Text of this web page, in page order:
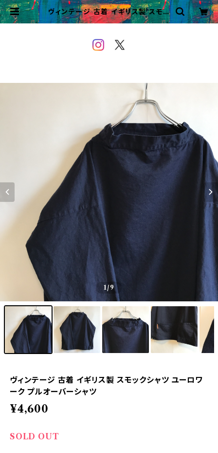
ヴィンテージ 古着 イギリス製 スモッ
クシャツ ユーロワーク プルオーバー
1/9
ヴィンテージ 古着 イギリス製 スモックシャツ ユーロワ
ーク プルオーバーシャツ
¥4,600
SOLD OUT